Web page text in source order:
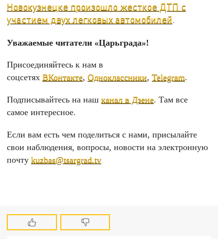
Новокузнецке произошло жесткое ДТП с
участием двух легковых автомобилей.
Уважаемые читатели «Царьграда»!
Присоединяйтесь к нам в
соцсетяхВКонтакте,Одноклассники,Telegram.
Подписывайтесь на нашканал в Дзене. Там все
самое интересное.
Если вам есть чем поделиться с нами, присылайте
свои наблюдения, вопросы, новости на электронную
почтуkuzbas@tsargrad.tv